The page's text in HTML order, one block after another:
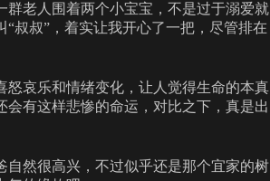
群老人围着两个小宝宝，不是过于溺爱就
叔叔”，着实让我开心了一把，尽管排在
哀乐和情绪变化，让人觉得生命的本真
有这样悲惨的命运，对比之下，真是出
然很高兴，不过似乎还是那个宜家的树